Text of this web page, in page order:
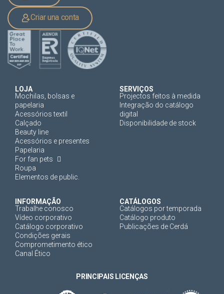
Criar una conta
LOJA
Mochilas, bolsas e
papelaria
Acessórios textil
Calçado
Beauty line
Acessórios e presentes
Papelaria
For fan pets
Roupa
Elementos de public.
SERVIÇOS
Projectos feitos à medida
Integração do catálogo
digital
Disponibilidade de stock
INFORMAÇÃO
Trabalhe conosco
Vídeo corporativo
Catálogo corporativo
Condições gerais
Comprometimento ético
Canal Ético
CATÁLOGOS
Catálogos por temporada
Catálogo produto
Publicações de Cerdá
PRINCIPAIS LICENÇAS